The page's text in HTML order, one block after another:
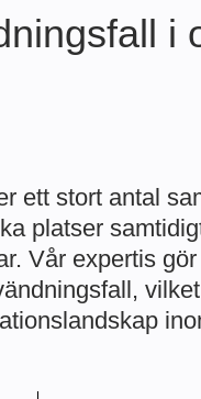
i
ett stort antal
platser
Vår expertis
,